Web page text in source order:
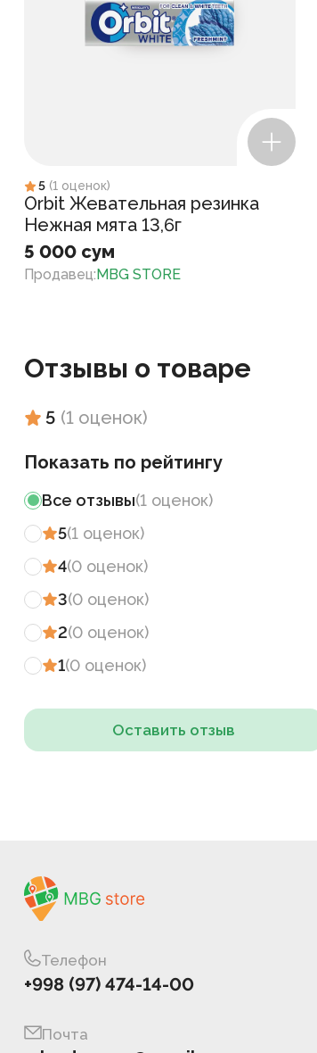
5 (1 оценок)
Orbit Жевательная резинка
Нежная мята 13,6г
5 000 сум
Продавец:MBG STORE
Отзывы о товаре
5 (1 оценок)
Показать по рейтингу
Все отзывы(1 оценок)
5(1 оценок)
4(0 оценок)
3(0 оценок)
2(0 оценок)
1(0 оценок)
Оставить отзыв
Телефон
+998 (97) 474-14-00
Почта